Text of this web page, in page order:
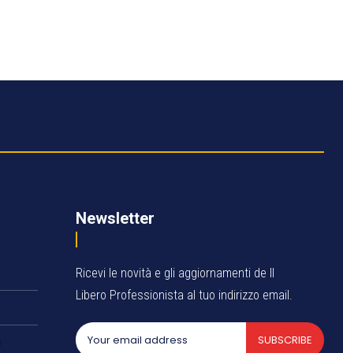
Newsletter
Ricevi le novità e gli aggiornamenti de Il
Libero Professionista al tuo indirizzo email.
SUBSCRIBE